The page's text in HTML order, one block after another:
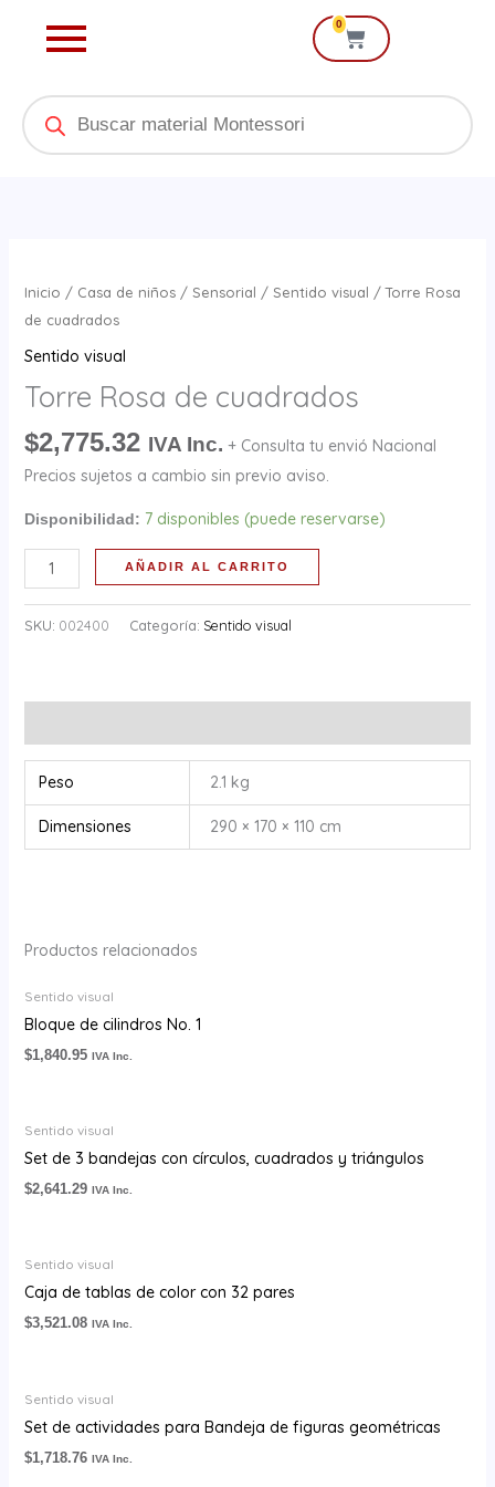
0
Cart
Products
search
Inicio / Casa de niños/ Sensorial / Sentido visual / Torre Rosa
de cuadrados
Sentido visual
Torre Rosa de cuadrados
$2,775.32 IVA Inc. + Consulta tu envió Nacional
Precios sujetos a cambio sin previo aviso.
Disponibilidad: 7 disponibles (puede reservarse)
Rosa
de
AÑADIR AL CARRITO
SKU: 002400 Categoría: Sentido visual
Peso 2.1 kg
Dimensiones 290 × 170 × 110 cm
Productos relacionados
Sentido visual
Bloque de cilindros No. 1
$1,840.95 IVA Inc.
Sentido visual
Set de 3 bandejas con círculos, cuadrados y triángulos
$2,641.29 IVA Inc.
Sentido visual
Caja de tablas de color con 32 pares
$3,521.08 IVA Inc.
Sentido visual
Set de actividades para Bandeja de figuras geométricas
$1,718.76 IVA Inc.